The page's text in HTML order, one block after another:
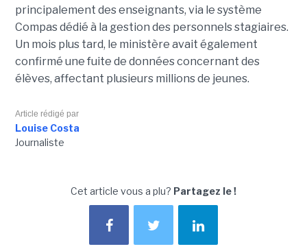
principalement des enseignants, via le système
Compas dédié à la gestion des personnels stagiaires.
Un mois plus tard, le ministère avait également
confirmé une fuite de données concernant des
élèves, affectant plusieurs millions de jeunes.
Article rédigé par
Louise Costa
Journaliste
Cet article vous a plu? Partagez le !